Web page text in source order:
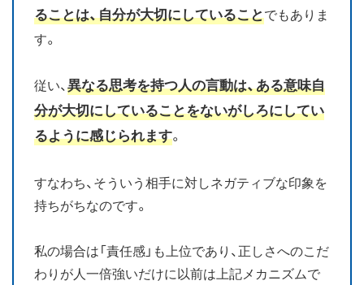
ることは、自分が大切にしていることでもありま
す。
従い、異なる思考を持つ人の言動は、ある意味自
分が大切にしていることをないがしろにしてい
るように感じられます。
すなわち、そういう相手に対しネガティブな印象を
持ちがちなのです。
私の場合は「責任感」も上位であり、正しさへのこだ
わりが人一倍強いだけに以前は上記メカニズムで